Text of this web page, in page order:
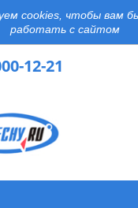
cookies, чтобы вам
работать с сайтом
12-21